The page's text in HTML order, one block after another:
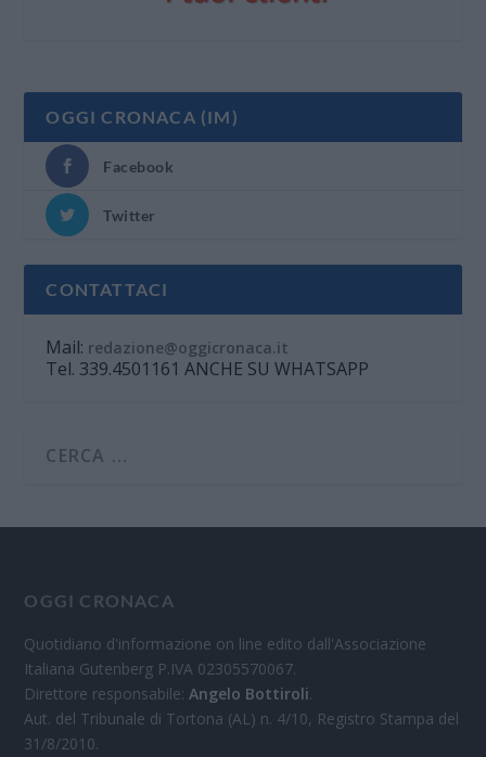
OGGI CRONACA (IM)
Facebook
Twitter
CONTATTACI
Mail: redazione@oggicronaca.it
Tel. 339.4501161 ANCHE SU WHATSAPP
OGGI CRONACA
Quotidiano d'informazione on line edito dall'Associazione
Italiana Gutenberg P.IVA 02305570067.
Direttore responsabile:Angelo Bottiroli.
Aut. del Tribunale di Tortona (AL) n. 4/10, Registro Stampa del
31/8/2010.